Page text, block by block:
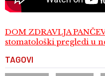
DOM ZDRAVLJA
stomatološki pregledi u
TAGOVI